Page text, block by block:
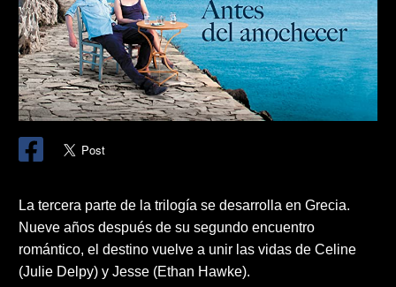
La tercera parte de la trilogía se desarrolla en Grecia.
Nueve años después de su segundo encuentro
romántico, el destino vuelve a unir las vidas de Celine
(Julie Delpy) y Jesse (Ethan Hawke).